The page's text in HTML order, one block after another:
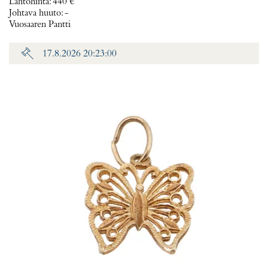
Johtava huuto:-
Vuosaaren Pantti
17.8.2026 20:23:00